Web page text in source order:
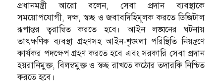
প্রধানমন্ত্রী আরো বলেন, সেবা প্রদান ব্যবস্থাকে
সময়োপযোগী, দক্ষ, স্বচ্ছ ও জবাবদিহিমূলক করতে ডিজিটাল
রূপান্তর ত্বরান্বিত করতে হবে। আইন লঙ্ঘনের ঘটনায়
তাৎক্ষণিক ব্যবস্থা গ্রহণসহ আইন-শৃঙ্খলা পরিস্থিতি নিয়ন্ত্রণে
কার্যকর পদক্ষেপ গ্রহণ করতে হবে এবং সরকারি সেবা প্রদান
হয়রানিমুক্ত, বিলম্বমুক্ত ও স্বচ্ছ রাখতে কঠোর তদারকি নিশ্চিত
করতে হবে।